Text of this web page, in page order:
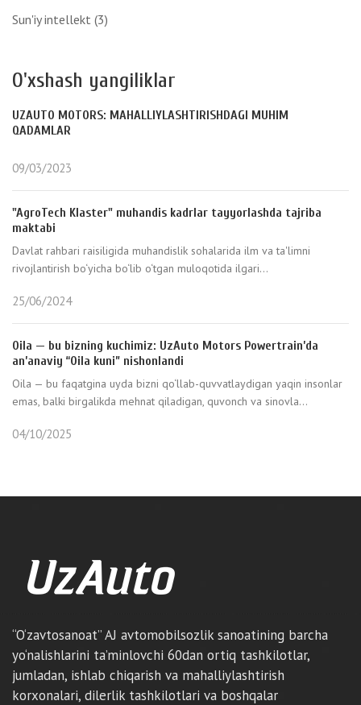
Sun'iy intellekt (3)
O'xshash yangiliklar
UZAUTO MOTORS: MAHALLIYLASHTIRISHDAGI MUHIM
QADAMLAR
09/03/2023
"AgroTech Klaster" muhandis kadrlar tayyorlashda tajriba
maktabi
Davlat rahbari raisiligida muhandislik sohalarida ilm va ta'limni
rivojlantirish bo‘yicha bo‘lib o‘tgan muloqotida ilgari...
25/06/2024
Oila — bu bizning kuchimiz: UzAuto Motors Powertrain’da
an’anaviy “Oila kuni” nishonlandi
Oila — bu faqatgina uyda bizni qo‘llab-quvvatlaydigan yaqin insonlar
emas, balki birgalikda mehnat qiladigan, quvonch va sinovla...
04/10/2025
“O‘zavtosanoat” AJ avtomobilsozlik sanoatining barcha
yo‘nalishlarini ta’minlovchi 60dan ortiq tashkilotlar,
jumladan, ishlab chiqarish va mahalliylashtirish
korxonalari, dilerlik tashkilotlari va boshqalar